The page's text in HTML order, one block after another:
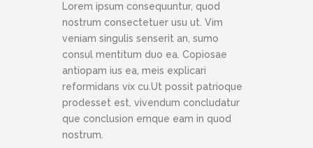
Lorem ipsum consequuntur, quod
nostrum consectetuer usu ut. Vim
veniam singulis senserit an, sumo
consul mentitum duo ea. Copiosae
antiopam ius ea, meis explicari
reformidans vix cu.Ut possit patrioque
prodesset est, vivendum concludatur
que conclusion emque eam in quod
nostrum.